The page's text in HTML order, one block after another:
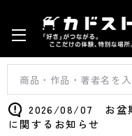
2026/08/07 お盆
に関するお知らせ